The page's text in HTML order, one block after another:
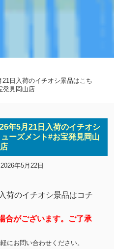
21日入荷のイチオシ景品はこち
発見岡山店
年5月21日入荷のイチオシ
ューズメント#お宝発見岡山
店
2026年5月22日
荷のイチオシ景品はコチ
合がございます。ご了承
にお問い合わせください。